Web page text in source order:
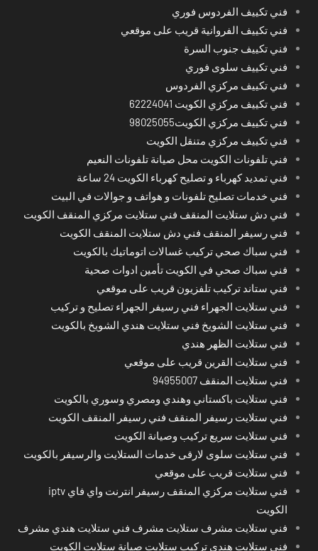
فني تكييف الفردوس فوري
فني تكييف الفروانية قريب على موقعي
فني تكييف جنوب السرة
فني تكييف سلوى فوري
فني تكييف مركزي الفردوس
فني تكييف مركزي الكويت 62224041
فني تكييف مركزي الكويت98025055
فني تكييف مركزي متنقل الكويت
فني تلفونات الكويت محل صيانة تلفونات النعيم
فني تمديد كهرباء و تصليح كهرباء الكويت 24 ساعة
فني خدمات تصليح تلفونات و هواتف و جوالات في البيت
فني دش ستلايت المنقف فني ستلايت مركزي المنقف الكويت
فني رسيفر المنقف فني دش ستلايت المنقف الكويت
فني سباك صحي تركيب غسالات اتوماتيك بالكويت
فني سباك صحي في الكويت تأمين ادوات صحية
فني ستاند تركيب تلفزيون قريب على موقعي
فني ستلايت الجهراء فني رسيفر الجهراء تصليح و تركيب
فني ستلايت الشويخ فني ستلايت هندي الشويخ بالكويت
فني ستلايت الظهر هندي
فني ستلايت القرين قريب على موقعي
فني ستلايت المنقف 94955007
فني ستلايت باكستاني وهندي ومصري وسوري بالكويت
فني ستلايت رسيفر المنقف فني رسيفر المنقف الكويت
فني ستلايت سريع تركيب وصيانة الكويت
فني ستلايت سلوى لارقى خدمات الستلايت والرسيفر بالكويت
فني ستلايت قريب على موقعي
فني ستلايت مركزي المنقف رسيفر انترنت واي فاي iptv
الكويت
فني ستلايت مشرف ستلايت مشرف فني ستلايت هندي مشرف
فني ستلايت هندى تركيب ستلايت صيانة ستلايت الكويت